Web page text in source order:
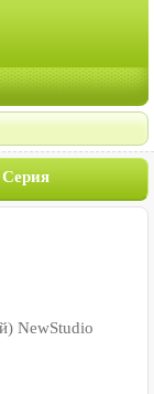
Серия
NewStudio